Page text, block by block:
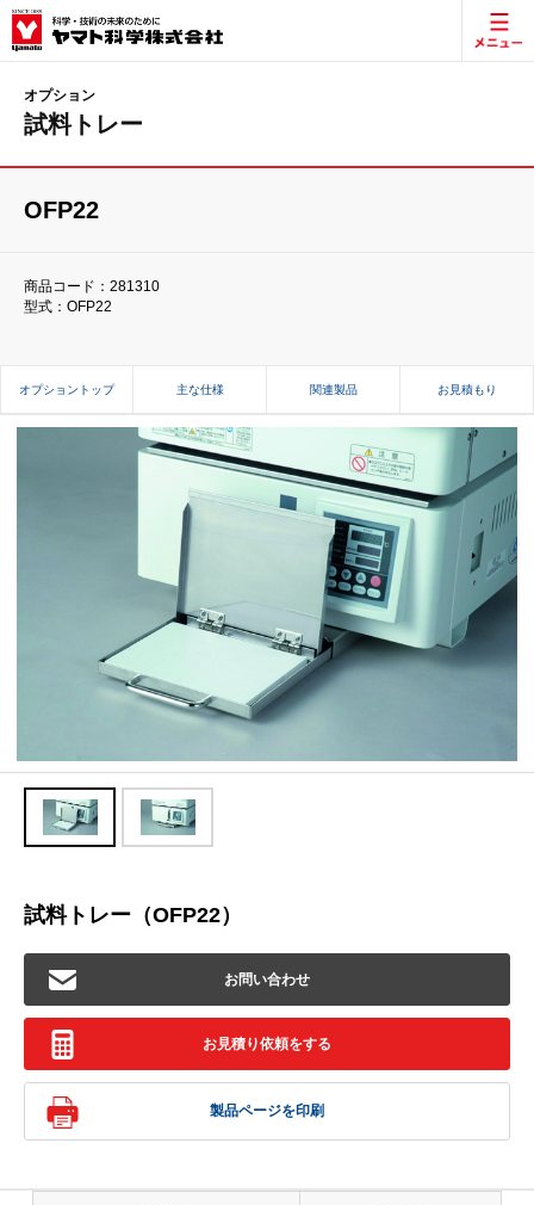
オプション
試料トレー
OFP22
商品コード：281310
型式：OFP22
オプショントップ 主な仕様 関連製品 お見積もり
試料トレー（OFP22）
お問い合わせ
お見積り依頼をする
製品ページを印刷